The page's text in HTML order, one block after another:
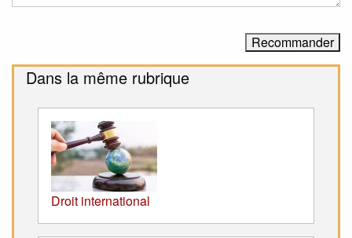
Dans la même rubrique
Droit international